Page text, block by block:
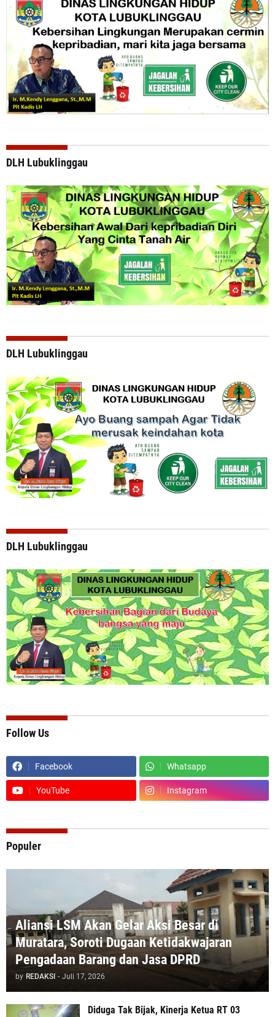
DLH Lubuklinggau
DLH Lubuklinggau
DLH Lubuklinggau
Follow Us
Facebook Whatsapp
YouTube Instagram
Populer
Aliansi LSM Akan Gelar Aksi Besar di
Muratara, Soroti Dugaan Ketidakwajaran
Pengadaan Barang dan Jasa DPRD
by REDAKSI - Juli 17, 2026
Diduga Tak Bijak, Kinerja Ketua RT 03